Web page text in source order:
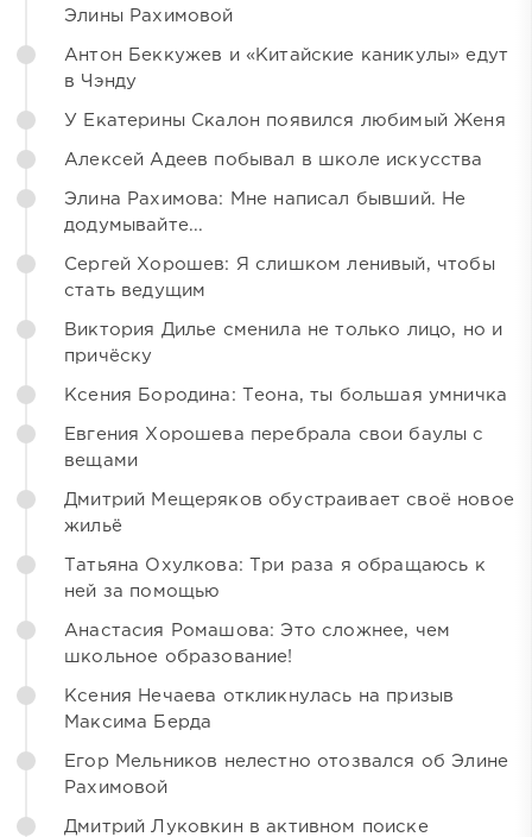
Элины Рахимовой
Антон Беккужев и «Китайские каникулы» едут
в Чэнду
У Екатерины Скалон появился любимый Женя
Алексей Адеев побывал в школе искусства
Элина Рахимова: Мне написал бывший. Не
додумывайте...
Сергей Хорошев: Я слишком ленивый, чтобы
стать ведущим
Виктория Дилье сменила не только лицо, но и
причёску
Ксения Бородина: Теона, ты большая умничка
Евгения Хорошева перебрала свои баулы с
вещами
Дмитрий Мещеряков обустраивает своё новое
жильё
Татьяна Охулкова: Три раза я обращаюсь к
ней за помощью
Анастасия Ромашова: Это сложнее, чем
школьное образование!
Ксения Нечаева откликнулась на призыв
Максима Берда
Егор Мельников нелестно отозвался об Элине
Рахимовой
Дмитрий Луковкин в активном поиске